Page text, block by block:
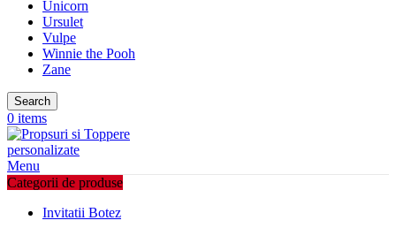
Unicorn
Ursulet
Vulpe
Winnie the Pooh
Zane
Search
0 items
Menu
Categorii de produse
Invitatii Botez